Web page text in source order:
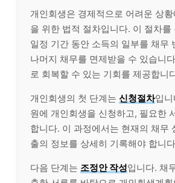
개인회생은 경제적으로 어려운 상
을 위한 법적 절차입니다. 이 절차를
일정 기간 동안 소득의 일부를 채무
나머지 채무를 면제받을 수 있습니
로 회복할 수 있는 기회를 제공합니
개인회생의 첫 단계는 신청절차입니
원에 개인회생을 신청하고, 필요한
합니다. 이 과정에서는 현재의 채무
출의 정보를 상세히 기록해야 합니
다음 단계는 조정안 작성입니다. 채